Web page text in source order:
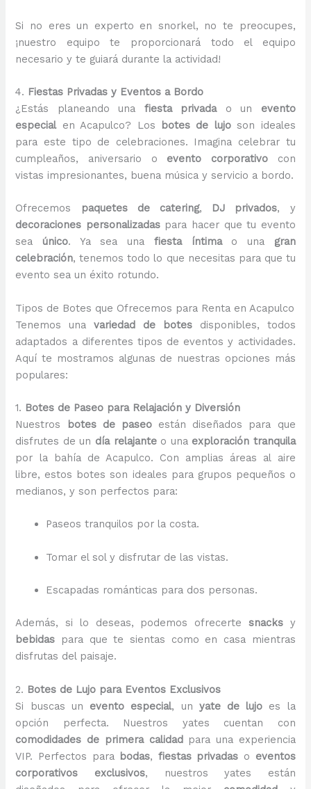
Si no eres un experto en snorkel, no te preocupes,
¡nuestro equipo te proporcionará todo el equipo
necesario y te guiará durante la actividad!
4. Fiestas Privadas y Eventos a Bordo
¿Estás planeando una fiesta privadao un evento
especialen Acapulco? Los botes de lujoson ideales
para este tipo de celebraciones. Imagina celebrar tu
cumpleaños, aniversario o evento corporativocon
vistas impresionantes, buena música y servicio a bordo.
Ofrecemos paquetes de catering, DJ privados, y
decoraciones personalizadaspara hacer que tu evento
sea único. Ya sea una fiesta íntimao una gran
celebración, tenemos todo lo que necesitas para que tu
evento sea un éxito rotundo.
Tipos de Botes que Ofrecemos para Renta en Acapulco
Tenemos unavariedad de botesdisponibles, todos
adaptados a diferentes tipos de eventos y actividades.
Aquí te mostramos algunas de nuestras opciones más
populares:
1. Botes de Paseo para Relajación y Diversión
Nuestros
botes de paseoestán diseñados para que
disfrutes de un día relajanteo una exploración tranquila
por la bahía de Acapulco. Con amplias áreas al aire
libre, estos botes son ideales para grupos pequeños o
medianos, y son perfectos para:
Paseos tranquilos por la costa.
Tomar el sol y disfrutar de las vistas.
Escapadas románticas para dos personas.
Además, si lo deseas, podemos ofrecerte snacksy
bebidas para que te sientas como en casa mientras
disfrutas del paisaje.
2. Botes de Lujo para Eventos Exclusivos
Si buscas un evento especial, un yate de lujo es la
opción perfecta. Nuestros yates cuentan con
comodidades de primera calidadpara una experiencia
VIP. Perfectos para bodas, fiestas privadas o eventos
corporativos exclusivos, nuestros yates están